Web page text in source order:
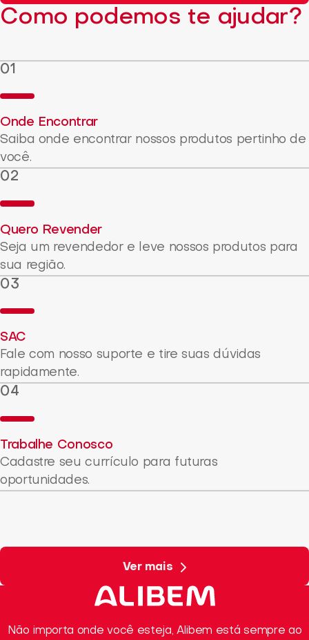
Como podemos te ajudar?
Onde Encontrar
Saiba onde encontrar nossos produtos pertinho de
você.
Quero Revender
Seja um revendedor e leve nossos produtos para
sua região.
SAC
Fale com nosso suporte e tire suas dúvidas
rapidamente.
Trabalhe Conosco
Cadastre seu currículo para futuras
oportunidades.
Ver mais
Não importa onde você esteja, Alibem está sempre ao